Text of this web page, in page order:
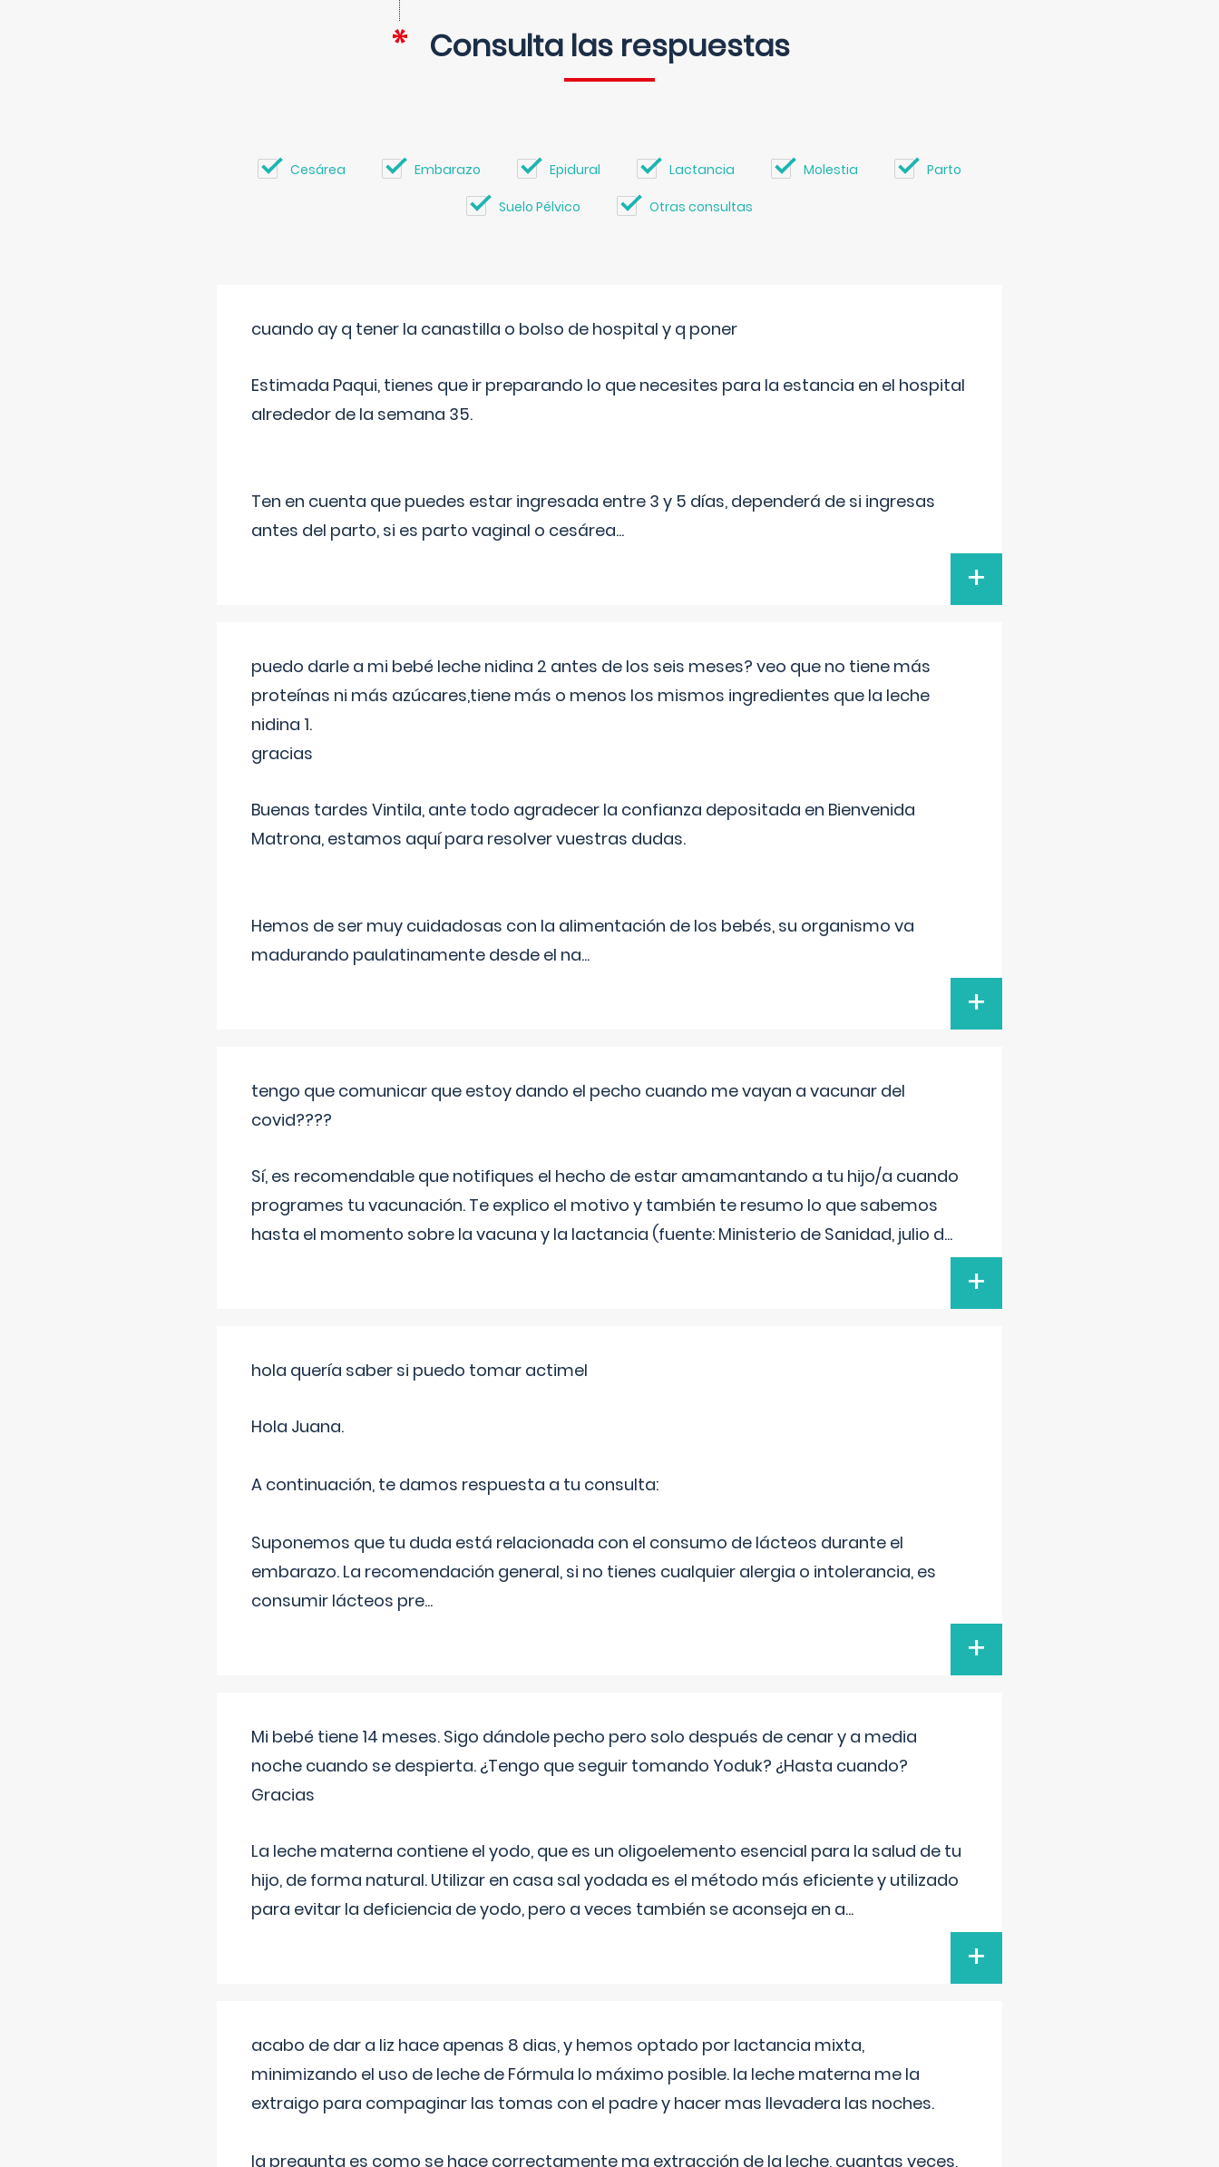
Consulta las respuestas
Cesárea Embarazo Epidural Lactancia Molestia Parto
Suelo Pélvico Otras consultas
cuando ay q tener la canastilla o bolso de hospital y q poner
Estimada Paqui, tienes que ir preparando lo que necesites para la estancia en el hospital
alrededor de la semana 35.
Ten en cuenta que puedes estar ingresada entre 3 y 5 días, dependerá de si ingresas
antes del parto, si es parto vaginal o cesárea...
+
puedo darle a mi bebé leche nidina 2 antes de los seis meses? veo que no tiene más
proteínas ni más azúcares,tiene más o menos los mismos ingredientes que la leche
nidina 1.
gracias
Buenas tardes Vintila, ante todo agradecer la confianza depositada en Bienvenida
Matrona, estamos aquí para resolver vuestras dudas.
Hemos de ser muy cuidadosas con la alimentación de los bebés, su organismo va
madurando paulatinamente desde el na...
+
tengo que comunicar que estoy dando el pecho cuando me vayan a vacunar del
covid????
Sí, es recomendable que notifiques el hecho de estar amamantando a tu hijo/a cuando
programes tu vacunación. Te explico el motivo y también te resumo lo que sabemos
hasta el momento sobre la vacuna y la lactancia (fuente: Ministerio de Sanidad, julio d...
+
hola quería saber si puedo tomar actimel
Hola Juana.
A continuación, te damos respuesta a tu consulta:
Suponemos que tu duda está relacionada con el consumo de lácteos durante el
embarazo. La recomendación general, si no tienes cualquier alergia o intolerancia, es
consumir lácteos pre...
+
Mi bebé tiene 14 meses. Sigo dándole pecho pero solo después de cenar y a media
noche cuando se despierta. ¿Tengo que seguir tomando Yoduk? ¿Hasta cuando?
Gracias
La leche materna contiene el yodo, que es un oligoelemento esencial para la salud de tu
hijo, de forma natural. Utilizar en casa sal yodada es el método más eficiente y utilizado
para evitar la deficiencia de yodo, pero a veces también se aconseja en a...
+
acabo de dar a liz hace apenas 8 dias, y hemos optado por lactancia mixta,
minimizando el uso de leche de Fórmula lo máximo posible. la leche materna me la
extraigo para compaginar las tomas con el padre y hacer mas llevadera las noches.
la pregunta es como se hace correctamente ma extracción de la leche, cuantas veces,